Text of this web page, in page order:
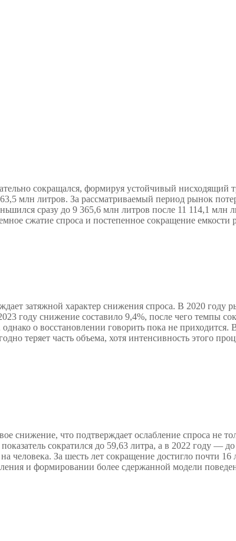
сокращался, формируя устойчивый нисходящий
млн литров. За рассматриваемый период рынок
сразу до 9 365,6 млн литров после 11 114,1
сжатие спроса и постепенное сокращение
затяжной характер снижения спроса. В 2020 году
году снижение составило 9,4%, после чего темпы
о восстановлении говорить пока не
теряет часть объема, хотя интенсивность этого
снижение, что подтверждает ослабление спроса не
сократился до 59,63 литра, а в 2022 году —
человека. За шесть лет сокращение достигло почти
и формировании более сдержанной модели